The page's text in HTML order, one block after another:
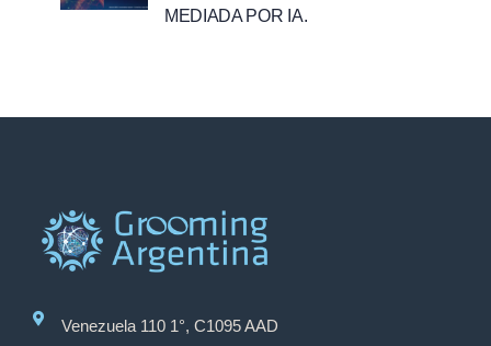
MEDIADA POR IA.
Venezuela 110 1°, C1095 AAD